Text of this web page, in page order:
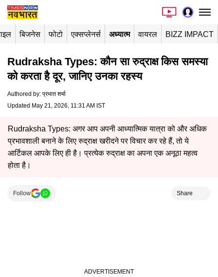
बिजनेस फोटो एक्सप्लेनर्स अध्यात्म वायरल BIZZ IMPACT
Rudraksha Types: कौन सा रुद्राक्ष किस समस्या
को करता है दूर, जानिए उनका रहस्य
Authored by: प्रभात शर्मा
Updated May 21, 2026, 11:31 AM IST
Rudraksha Types: अगर आप अपनी आध्यात्मिक यात्रा को और अधिक
प्रभावशाली बनाने के लिए रुद्राक्ष खरीदने पर विचार कर रहे हैं, तो ये
आर्टिकल आपके लिए ही है। प्रत्येक रुद्राक्ष का अपना एक अनूठा महत्व
होता है।
Follow Share